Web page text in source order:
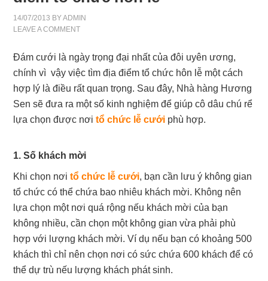
14/07/2013 BYADMIN
LEAVE A COMMENT
Đám cưới là ngày trọng đại nhất của đôi uyên ương,
chính vì vậy việc tìm địa điểm tổ chức hôn lễ một cách
hợp lý là điều rất quan trọng. Sau đây, Nhà hàng Hương
Sen sẽ đưa ra một số kinh nghiệm để giúp cô dâu chú rể
lựa chọn được nơitổ chức lễ cưới phù hợp.
1. Số khách mời
Khi chọn nơitổ chức lễ cưới, bạn cần lưu ý không gian
tổ chức có thể chứa bao nhiêu khách mời. Không nên
lựa chọn một nơi quá rộng nếu khách mời của bạn
không nhiều, cần chọn một không gian vừa phải phù
hợp với lượng khách mời. Ví dụ nếu bạn có khoảng 500
khách thì chỉ nên chọn nơi có sức chứa 600 khách để có
thể dự trù nếu lượng khách phát sinh.